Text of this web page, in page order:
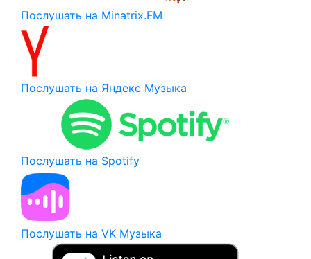
Послушать на Minatrix.FM
Послушать на Яндекс Музыка
Послушать на Spotify
Послушать на VK Музыка